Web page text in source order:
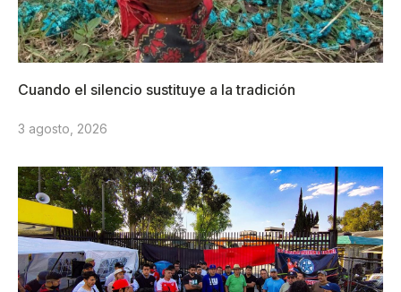
Cuando el silencio sustituye a la tradición
3 agosto, 2026